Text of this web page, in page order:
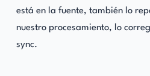
está en la fuente, también lo
nuestro procesamiento, lo
sync.